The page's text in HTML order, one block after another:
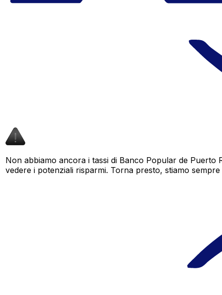
Non abbiamo ancora i tassi di Banco Popular de
vedere i potenziali risparmi. Torna presto, stiamo